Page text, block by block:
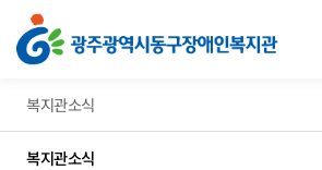
ACC전시관람 참여자 모집 > 복지관소식
복지관소식
복지관소식